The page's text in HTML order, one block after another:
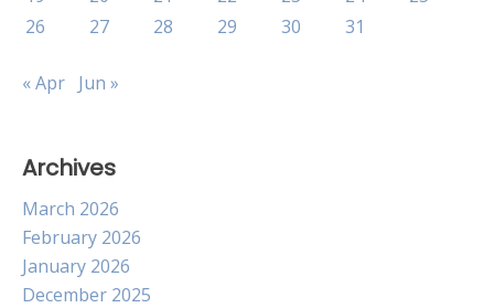
26
27 28 29 30 31
« Apr Jun »
Archives
March 2026
February 2026
January 2026
December 2025